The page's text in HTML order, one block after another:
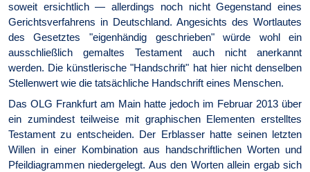
soweit ersichtlich — allerdings noch nicht Gegenstand eines
Gerichtsverfahrens in Deutschland. Angesichts des Wortlautes
des Gesetztes "eigenhändig geschrieben" würde wohl ein
ausschließlich gemaltes Testament auch nicht anerkannt
werden. Die künstlerische "Handschrift" hat hier nicht denselben
Stellenwert wie die tatsächliche Handschrift eines Menschen.
Das OLG Frankfurt am Main hatte jedoch im Februar 2013 über
ein zumindest teilweise mit graphischen Elementen erstelltes
Testament zu entscheiden. Der Erblasser hatte seinen letzten
Willen in einer Kombination aus handschriftlichen Worten und
Pfeildiagrammen niedergelegt. Aus den Worten allein ergab sich